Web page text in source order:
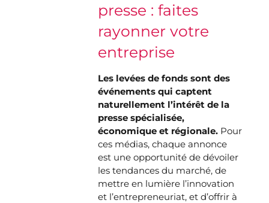
presse : faites
rayonner votre
entreprise
Les levées de fonds sont des
événements qui captent
naturellement l’intérêt de la
presse spécialisée,
économique et régionale. Pour
ces médias, chaque annonce
est une opportunité de dévoiler
les tendances du marché, de
mettre en lumière l’innovation
et l’entrepreneuriat, et d’offrir à